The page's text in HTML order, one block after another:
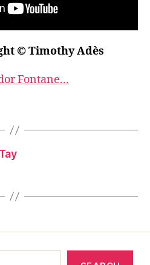
© Timothy Adès
Fontane...